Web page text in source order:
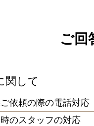
ご回
関して
依頼の際の電話対応
のスタッフの対応